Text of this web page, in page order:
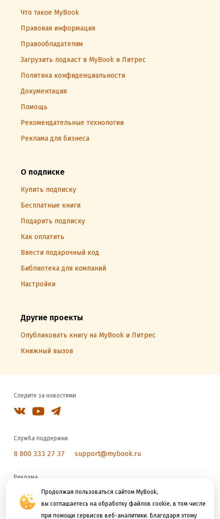
Продолжая пользоваться сайтом MyBook,
вы соглашаетесь на обработку файлов cookie, в том числе
при помощи сервисов веб-аналитики. Благодаря этому
Что такое MyBook
Правовая информация
Правообладателям
Загрузить подкаст в MyBook и Литрес
Политика конфиденциальности
Документация
Помощь
Рекомендательные технологии
Реклама для бизнеса
О подписке
Купить подписку
Бесплатные книги
Подарить подписку
Как оплатить
Ввести подарочный код
Библиотека для компаний
Настройки
Другие проекты
Опубликовать книгу на MyBook и Литрес
Книжный вызов
Следите за новостями
Служба поддержки
8 800 333 27 37 support@mybook.ru
Реклама
reklama@litres.ru
Мы принимаем к оплате